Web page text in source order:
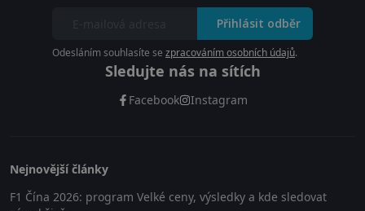
Přihlásit odběr
Odesláním souhlasíte se zpracováním osobních údajů.
Sledujte nás na sítích
Facebook Instagram
Nejnovější články
F1 Čína 2026: program Velké ceny, výsledky a kde sledovat